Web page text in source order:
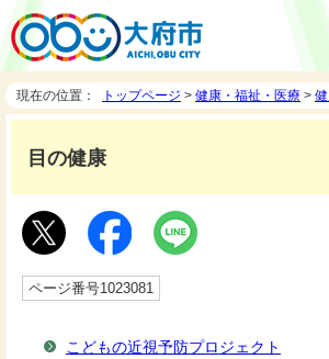
現在の位置： トップページ > 健康・福祉・医療 >
目の健康
ページ番号1023081
こどもの近視予防プロジェクト